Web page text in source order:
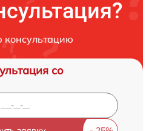
консультацию
со